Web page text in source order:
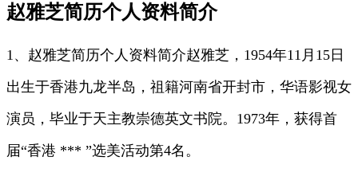
赵雅芝简历个人资料简介
1、赵雅芝简历个人资料简介赵雅芝，1954年11月15日
出生于香港九龙半岛，祖籍河南省开封市，华语影视女
演员，毕业于天主教崇德英文书院。1973年，获得首
届“香港 *** ”选美活动第4名。